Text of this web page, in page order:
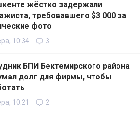
жёстко задержали
требовавшего $3 000 за
фото
10:34 3
БПИ Бектемирского района
долг для фирмы, чтобы
10:21 2